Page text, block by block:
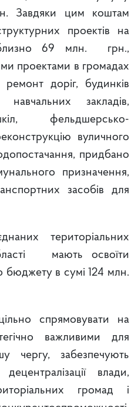
Завдяки цим коштам
проектів на
69 млн. грн.,
проектами в громадах
ремонт доріг, будинків
навчальних закладів,
фельдшерсько-
вуличного
придбано
призначення,
засобів для
територіальних
мають освоїти
бюджету в сумі 124 млн.
спрямовувати на
важливими для
чергу, забезпечують
влади,
громад і